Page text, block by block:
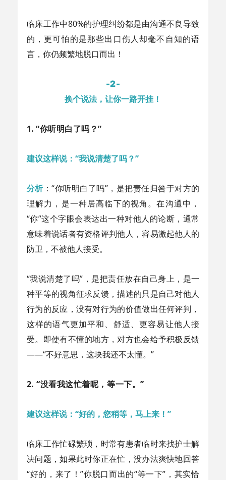
临床工作中80%的护理纠纷都是由沟通不良导致
的，更可怕的是那些出口伤人却毫不自知的语
言，你仍频繁地脱口而出！
-2-
换个说法，让你一路开挂！
1. “你听明白了吗？”
建议这样说：“我说清楚了吗？”
分析：“你听明白了吗”，是把责任归咎于对方的
理解力，是一种居高临下的视角。在沟通中，
“你”这个字眼会表达出一种对他人的论断，通常
意味着说话者有资格评判他人，容易激起他人的
防卫，不被他人接受。
“我说清楚了吗”，是把责任放在自己身上，是一
种平等的视角征求反馈，描述的只是自己对他人
行为的反应，没有对行为的价值做出任何评判，
这样的语气更加平和、舒适、更容易让他人接
受。即使有不懂的地方，对方也会给予积极反馈
——“不好意思，这块我还不太懂。”
2. “没看我这忙着呢，等一下。”
建议这样说：“好的，您稍等，马上来！”
临床工作忙碌繁琐，时常有患者临时来找护士解
决问题，如果此时你正在忙，没办法爽快地回答
“好的，来了！”你脱口而出的“等一下”，其实恰